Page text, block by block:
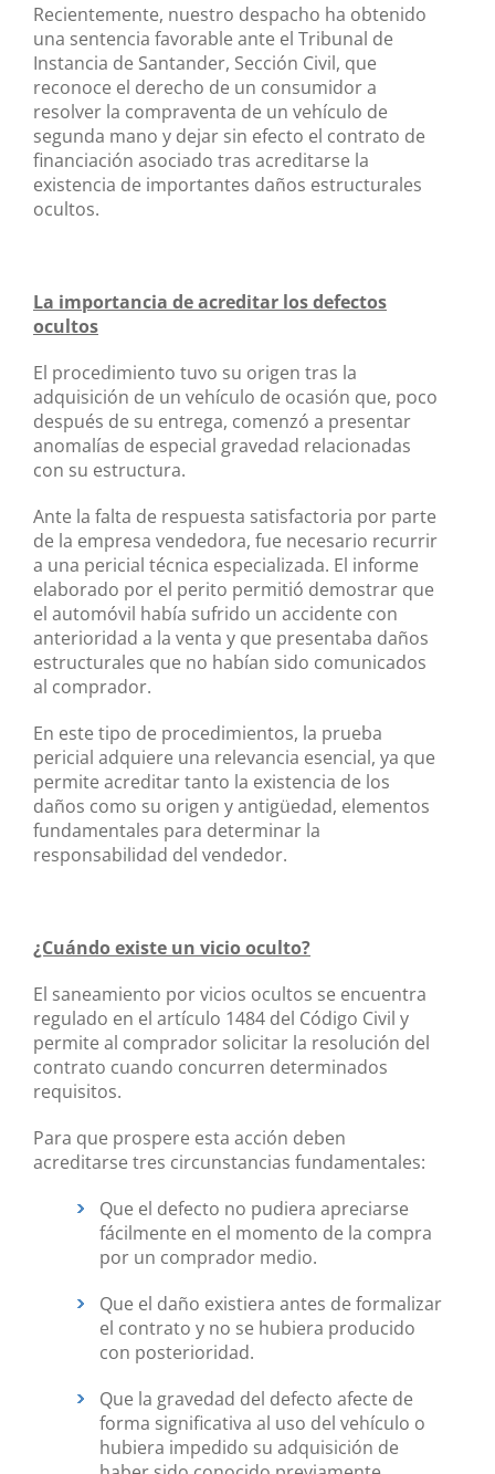
Recientemente, nuestro despacho ha obtenido
una sentencia favorable ante el Tribunal de
Instancia de Santander, Sección Civil, que
reconoce el derecho de un consumidor a
resolver la compraventa de un vehículo de
segunda mano y dejar sin efecto el contrato de
financiación asociado tras acreditarse la
existencia de importantes daños estructurales
ocultos.
La importancia de acreditar los defectos
ocultos
El procedimiento tuvo su origen tras la
adquisición de un vehículo de ocasión que, poco
después de su entrega, comenzó a presentar
anomalías de especial gravedad relacionadas
con su estructura.
Ante la falta de respuesta satisfactoria por parte
de la empresa vendedora, fue necesario recurrir
a una pericial técnica especializada. El informe
elaborado por el perito permitió demostrar que
el automóvil había sufrido un accidente con
anterioridad a la venta y que presentaba daños
estructurales que no habían sido comunicados
al comprador.
En este tipo de procedimientos, la prueba
pericial adquiere una relevancia esencial, ya que
permite acreditar tanto la existencia de los
daños como su origen y antigüedad, elementos
fundamentales para determinar la
responsabilidad del vendedor.
¿Cuándo existe un vicio oculto?
El saneamiento por vicios ocultos se encuentra
regulado en el artículo 1484 del Código Civil y
permite al comprador solicitar la resolución del
contrato cuando concurren determinados
requisitos.
Para que prospere esta acción deben
acreditarse tres circunstancias fundamentales:
Que el defecto no pudiera apreciarse
fácilmente en el momento de la compra
por un comprador medio.
Que el daño existiera antes de formalizar
el contrato y no se hubiera producido
con posterioridad.
Que la gravedad del defecto afecte de
forma significativa al uso del vehículo o
hubiera impedido su adquisición de